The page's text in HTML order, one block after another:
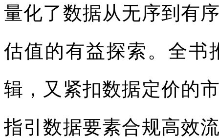
量化了数据从无序到有
估值的有益探索。全书
辑，又紧扣数据定价的
指引数据要素合规高效